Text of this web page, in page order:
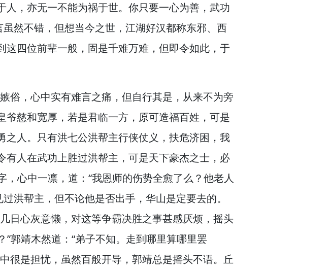
人， 亦无一不能为祸于世。 你只要一心为善， 武功
然不错， 但想当今之世， 江湖好汉都称东邪、西
这四位前辈一般， 固是千难万难， 但即令如此， 于
俗，心中实有难言之痛， 但自行其是， 从来不为旁
爷慈和宽厚， 若是君临一方， 原可造福百姓， 可是
人。 只有洪七公洪帮主行侠仗义， 扶危济困， 我
有人在武功上胜过洪帮主， 可是天下豪杰之士， 必
，心中一凛， 道：“我恩师的伤势全愈了么？他老人
洪帮主， 但不论他是否出手， 华山是定要去的。
日心灰意懒， 对这等争霸决胜之事甚感厌烦， 摇头
”郭靖木然道：“弟子不知。 走到哪里算哪里罢
很是担忧， 虽然百般开导， 郭靖总是摇头不语。 丘